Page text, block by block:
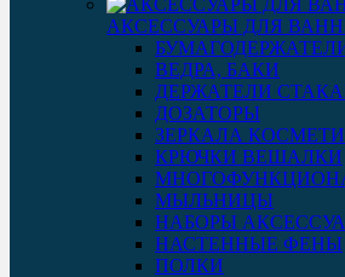
АКСЕССУАРЫ ДЛЯ
ВЕДРА, БАКИ
ДЕРЖАТЕЛИ
ДОЗАТОРЫ
ЗЕРКАЛА
КРЮЧКИ ВЕШАЛКИ
МЫЛЬНИЦЫ
НАБОРЫ
НАСТЕННЫЕ ФЕНЫ
ПОЛКИ